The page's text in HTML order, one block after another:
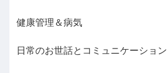
健康管理＆病気
日常のお世話とコミュニケーション